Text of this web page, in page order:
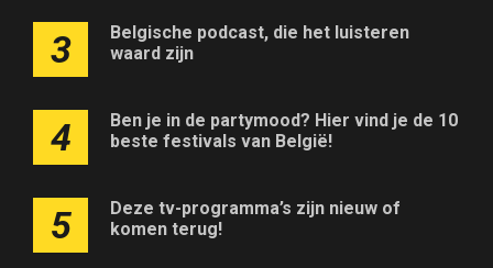
3
Belgische podcast, die het luisteren
waard zijn
4
Ben je in de partymood? Hier vind je de 10
beste festivals van België!
5
Deze tv-programma’s zijn nieuw of
komen terug!